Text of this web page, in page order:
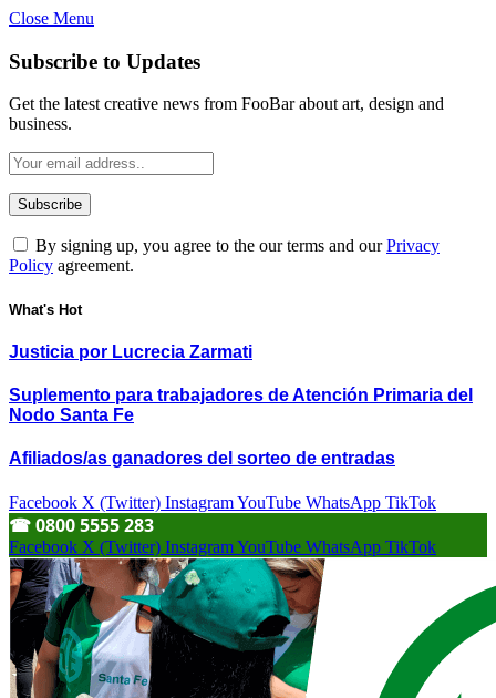
Close Menu
Subscribe to Updates
Get the latest creative news from FooBar about art, design and
business.
By signing up, you agree to the our terms and ourPrivacy
Policy agreement.
What's Hot
Justicia por Lucrecia Zarmati
Suplemento para trabajadores de Atención Primaria del
Nodo Santa Fe
Afiliados/as ganadores del sorteo de entradas
Facebook X (Twitter) InstagramYouTube WhatsApp TikTok
☎︎ 0800 5555 283
Facebook X (Twitter) InstagramYouTube WhatsApp TikTok